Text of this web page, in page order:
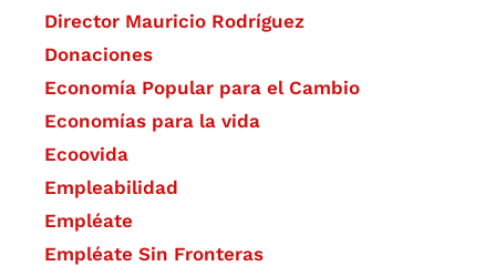
Director Mauricio Rodríguez
Donaciones
Economía Popular para el Cambio
Economías para la vida
Ecoovida
Empleabilidad
Empléate
Empléate Sin Fronteras